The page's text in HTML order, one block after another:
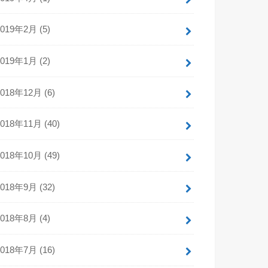
年2月 (5)
年1月 (2)
年12月 (6)
年11月 (40)
年10月 (49)
年9月 (32)
年8月 (4)
年7月 (16)